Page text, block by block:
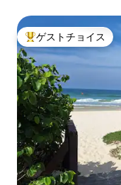
大好評のゲストチョ
ゲストチョイス